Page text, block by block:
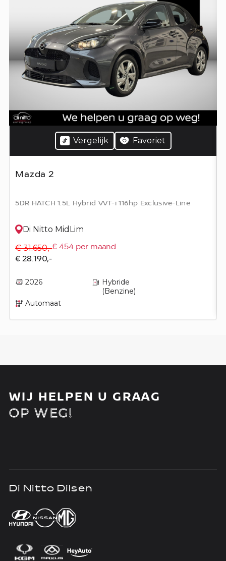
Vergelijk Favoriet
Mazda 2
5DR HATCH 1.5L Hybrid VVT-i 116hp Exclusive-Line
Di Nitto MidLim
€ 31.650,-
€ 28.190,-
€ 454 per maand
2026
Hybride
(Benzine)
Automaat
WIJ HELPEN U GRAAG
OP WEG!
Di Nitto Dilsen